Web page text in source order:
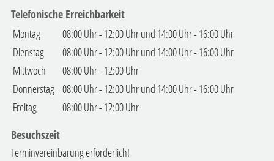
Telefonische Erreichbarkeit
Montag
08:00 Uhr- 12:00 Uhrund 14:00 Uhr- 16:00 Uhr
Dienstag
08:00 Uhr- 12:00 Uhrund 14:00 Uhr- 16:00 Uhr
Mittwoch
08:00 Uhr- 12:00 Uhr
Donnerstag 08:00 Uhr- 12:00 Uhrund 14:00 Uhr- 16:00 Uhr
Freitag
08:00 Uhr- 12:00 Uhr
Besuchszeit
Terminvereinbarung erforderlich!